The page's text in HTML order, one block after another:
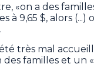
«on a des
à 9,65 $, alors
très mal
des familles et un